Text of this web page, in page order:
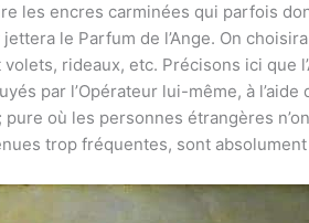
les encres carminées qui parfois
le Parfum de l’Ange. On
rideaux, etc. Précisons ici que
par l’Opérateur lui-même, à
où les personnes étrangères
trop fréquentes, sont